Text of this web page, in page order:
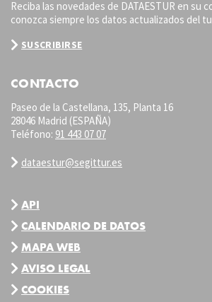
Reciba las novedades de DATAESTUR en su
conozca siempre los datos actualizados del
SUSCRIBIRSE
CONTACTO
Paseo de la Castellana, 135, Planta 16
28046 Madrid (ESPAÑA)
Teléfono: 91 443 07 07
dataestur@segittur.es
API
CALENDARIO DE DATOS
MAPA WEB
AVISO LEGAL
COOKIES